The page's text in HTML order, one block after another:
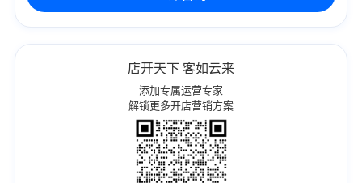
店开天下 客如云来
添加专属运营专家
解锁更多开店营销方案